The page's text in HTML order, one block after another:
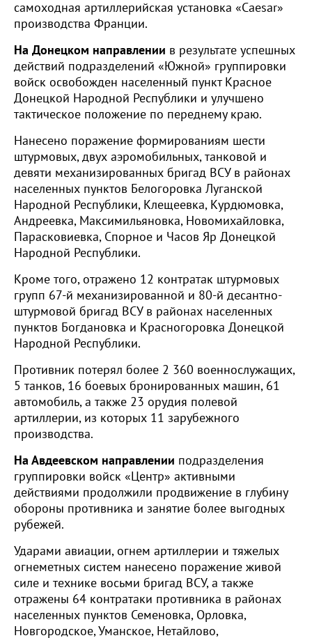
самоходная артиллерийская установка «Caesar»
производства Франции.
На Донецком направлении в результате успешных
действий подразделений «Южной» группировки
войск освобожден населенный пункт Красное
Донецкой Народной Республики и улучшено
тактическое положение по переднему краю.
Нанесено поражение формированиям шести
штурмовых, двух аэромобильных, танковой и
девяти механизированных бригад ВСУ в районах
населенных пунктов Белогоровка Луганской
Народной Республики, Клещеевка, Курдюмовка,
Андреевка, Максимильяновка, Новомихайловка,
Парасковиевка, Спорное и Часов Яр Донецкой
Народной Республики.
Кроме того, отражено 12 контратак штурмовых
групп 67-й механизированной и 80-й десантно-
штурмовой бригад ВСУ в районах населенных
пунктов Богдановка и Красногоровка Донецкой
Народной Республики.
Противник потерял более 2 360 военнослужащих,
5 танков, 16 боевых бронированных машин, 61
автомобиль, а также 23 орудия полевой
артиллерии, из которых 11 зарубежного
производства.
На Авдеевском направлении подразделения
группировки войск «Центр» активными
действиями продолжили продвижение в глубину
обороны противника и занятие более выгодных
рубежей.
Ударами авиации, огнем артиллерии и тяжелых
огнеметных систем нанесено поражение живой
силе и технике восьми бригад ВСУ, а также
отражены 64 контратаки противника в районах
населенных пунктов Семеновка, Орловка,
Новгородское, Уманское, Нетайлово,